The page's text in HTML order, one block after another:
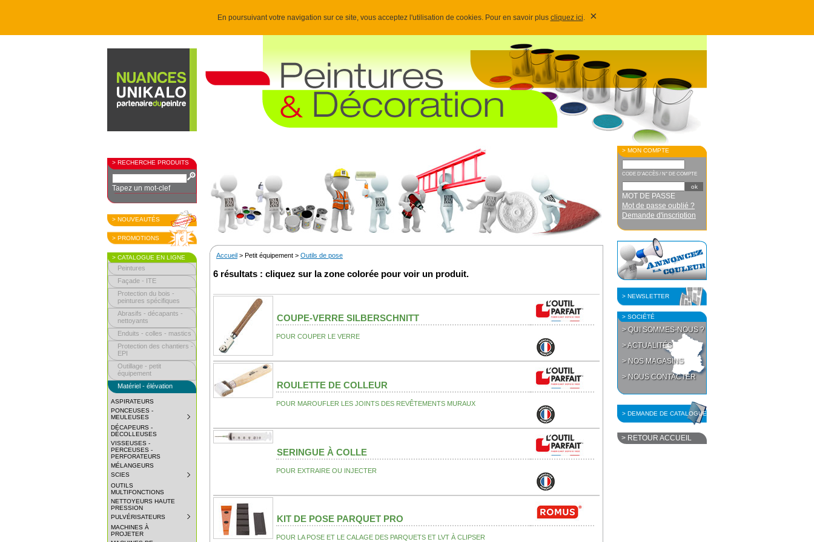
En poursuivant votre navigation sur ce site, vous acceptez l'utilisation de cookies. Pour en savoir plus cliquez ici. ×
> RECHERCHE PRODUITS
Tapez un mot-clef
> NOUVEAUTÉS
> PROMOTIONS
> CATALOGUE EN LIGNE
Peintures
Façade - ITE
Protection du bois -
peintures spécifiques
Abrasifs - décapants -
nettoyants
Enduits - colles - mastics
Protection des chantiers -
EPI
Outillage - petit
équipement
Matériel - élévation
ASPIRATEURS
PONCEUSES -
MEULEUSES
DÉCAPEURS -
DÉCOLLEUSES
VISSEUSES -
PERCEUSES -
PERFORATEURS
MÉLANGEURS
SCIES
OUTILS
MULTIFONCTIONS
NETTOYEURS HAUTE
PRESSION
PULVÉRISATEURS
COLLAPSED.
MACHINES À
PROJETER
Accueil > Petit équipement > Outils de pose
6 résultats : cliquez sur la zone colorée pour voir un produit.
COUPE-VERRE SILBERSCHNITT
POUR COUPER LE VERRE
ROULETTE DE COLLEUR
POUR MAROUFLER LES JOINTS DES REVÊTEMENTS MURAUX
SERINGUE À COLLE
POUR EXTRAIRE OU INJECTER
KIT DE POSE PARQUET PRO
POUR LA POSE ET LE CALAGE DES PARQUETS ET LVT À CLIPSER
> MON COMPTE
CODE D'ACCÈS / N° DE COMPTE
MOT DE PASSE
Mot de passe oublié ?
Demande d'inscription
> NEWSLETTER
> SOCIÉTÉ
> QUI SOMMES-NOUS ?
> ACTUALITÉS
> NOS MAGASINS
> NOUS CONTACTER
> DEMANDE DE CATALOGUE
> RETOUR ACCUEIL